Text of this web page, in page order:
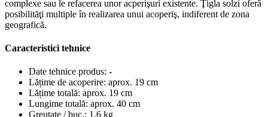
complexe sau le refacerea unor acperişuri existente. Ţigla solzi oferă
posibilităţi multiple în realizarea unui acoperiş, indiferent de zona
geografică.
Caracteristici tehnice
Date tehnice produs: -
Lățime de acoperire: aprox. 19 cm
Lățime totală: aprox. 19 cm
Lungime totală: aprox. 40 cm
Greutate / buc.: 1,6 kg